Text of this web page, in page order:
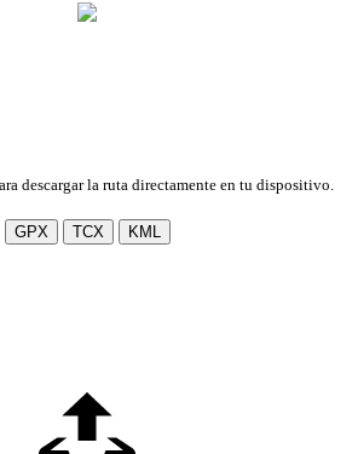
descargar la ruta directamente en tu dispositivo.
GPX TCX KML